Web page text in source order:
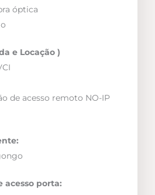
óptica
e Locação )
de acesso remoto NO-IP
acesso porta: